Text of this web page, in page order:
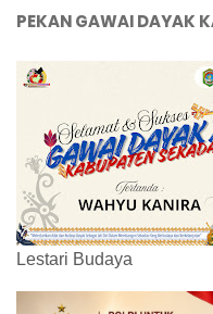
PEKAN GAWAI DAYAK
Lestari Budaya